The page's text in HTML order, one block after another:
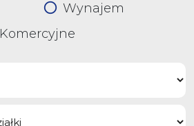
Wynajem
Komercyjne